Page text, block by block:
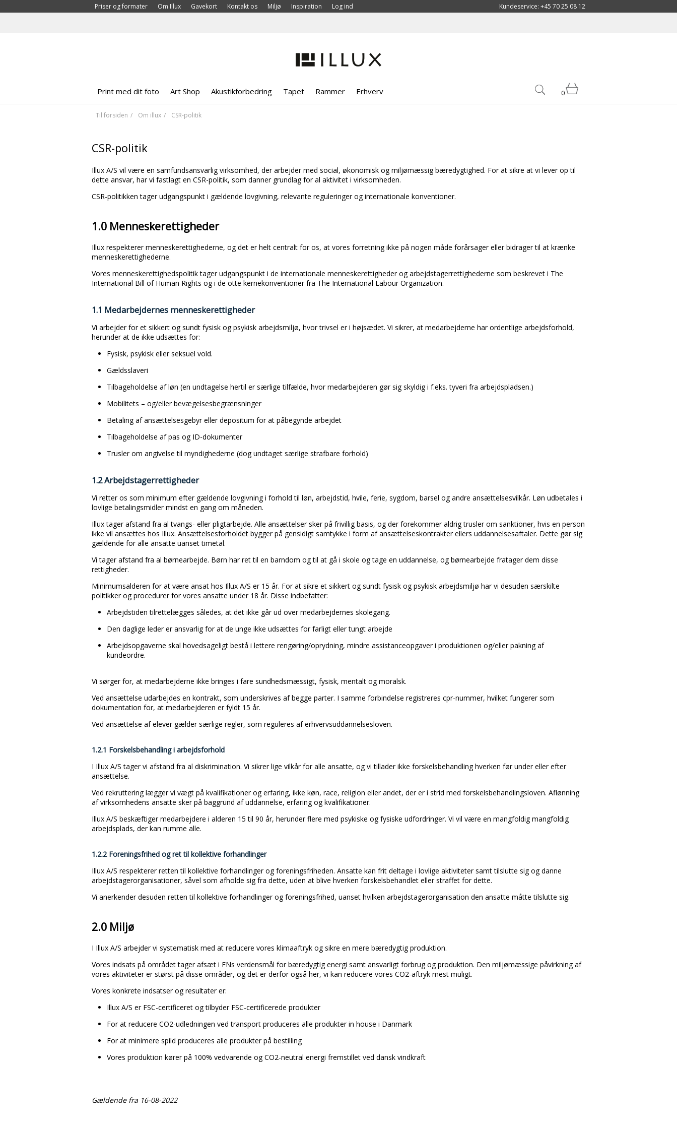
Priser og formater Om Illux Gavekort Kontakt os Miljø Inspiration Log ind Kundeservice: +45 70 25 08 12
Print med dit foto Art Shop Akustikforbedring Tapet Rammer Erhverv 0
Til forsiden Om illux CSR-politik
CSR-politik
Illux A/S vil være en samfundsansvarlig virksomhed, der arbejder med social, økonomisk og miljømæssig bæredygtighed. For at sikre at vi lever op til
dette ansvar, har vi fastlagt en CSR-politik, som danner grundlag for al aktivitet i virksomheden.
CSR-politikken tager udgangspunkt i gældende lovgivning, relevante reguleringer og internationale konventioner.
1.0 Menneskerettigheder
Illux respekterer menneskerettighederne, og det er helt centralt for os, at vores forretning ikke på nogen måde forårsager eller bidrager til at krænke
menneskerettighederne.
Vores menneskerettighedspolitik tager udgangspunkt i de internationale menneskerettigheder og arbejdstagerrettighederne som beskrevet i The
International Bill of Human Rights og i de otte kernekonventioner fra The International Labour Organization.
1.1 Medarbejdernes menneskerettigheder
Vi arbejder for et sikkert og sundt fysisk og psykisk arbejdsmiljø, hvor trivsel er i højsædet. Vi sikrer, at medarbejderne har ordentlige arbejdsforhold,
herunder at de ikke udsættes for:
Fysisk, psykisk eller seksuel vold.
Gældsslaveri
Tilbageholdelse af løn (en undtagelse hertil er særlige tilfælde, hvor medarbejderen gør sig skyldig i f.eks. tyveri fra arbejdspladsen.)
Mobilitets – og/eller bevægelsesbegrænsninger
Betaling af ansættelsesgebyr eller depositum for at påbegynde arbejdet
Tilbageholdelse af pas og ID-dokumenter
Trusler om angivelse til myndighederne (dog undtaget særlige strafbare forhold)
1.2 Arbejdstagerrettigheder
Vi retter os som minimum efter gældende lovgivning i forhold til løn, arbejdstid, hvile, ferie, sygdom, barsel og andre ansættelsesvilkår. Løn udbetales i
lovlige betalingsmidler mindst en gang om måneden.
Illux tager afstand fra al tvangs- eller pligtarbejde. Alle ansættelser sker på frivillig basis, og der forekommer aldrig trusler om sanktioner, hvis en person
ikke vil ansættes hos Illux. Ansættelsesforholdet bygger på gensidigt samtykke i form af ansættelseskontrakter ellers uddannelsesaftaler. Dette gør sig
gældende for alle ansatte uanset timetal.
Vi tager afstand fra al børnearbejde. Børn har ret til en barndom og til at gå i skole og tage en uddannelse, og børnearbejde fratager dem disse
rettigheder.
Minimumsalderen for at være ansat hos Illux A/S er 15 år. For at sikre et sikkert og sundt fysisk og psykisk arbejdsmiljø har vi desuden særskilte
politikker og procedurer for vores ansatte under 18 år. Disse indbefatter:
Arbejdstiden tilrettelægges således, at det ikke går ud over medarbejdernes skolegang.
Den daglige leder er ansvarlig for at de unge ikke udsættes for farligt eller tungt arbejde
Arbejdsopgaverne skal hovedsageligt bestå i lettere rengøring/oprydning, mindre assistanceopgaver i produktionen og/eller pakning af
kundeordre.
Vi sørger for, at medarbejderne ikke bringes i fare sundhedsmæssigt, fysisk, mentalt og moralsk.
Ved ansættelse udarbejdes en kontrakt, som underskrives af begge parter. I samme forbindelse registreres cpr-nummer, hvilket fungerer som
dokumentation for, at medarbejderen er fyldt 15 år.
Ved ansættelse af elever gælder særlige regler, som reguleres af erhvervsuddannelsesloven.
1.2.1 Forskelsbehandling i arbejdsforhold
I Illux A/S tager vi afstand fra al diskrimination. Vi sikrer lige vilkår for alle ansatte, og vi tillader ikke forskelsbehandling hverken før under eller efter
ansættelse.
Ved rekruttering lægger vi vægt på kvalifikationer og erfaring, ikke køn, race, religion eller andet, der er i strid med forskelsbehandlingsloven. Aflønning
af virksomhedens ansatte sker på baggrund af uddannelse, erfaring og kvalifikationer.
Illux A/S beskæftiger medarbejdere i alderen 15 til 90 år, herunder flere med psykiske og fysiske udfordringer. Vi vil være en mangfoldig mangfoldig
arbejdsplads, der kan rumme alle.
1.2.2 Foreningsfrihed og ret til kollektive forhandlinger
Illux A/S respekterer retten til kollektive forhandlinger og foreningsfriheden. Ansatte kan frit deltage i lovlige aktiviteter samt tilslutte sig og danne
arbejdstagerorganisationer, såvel som afholde sig fra dette, uden at blive hverken forskelsbehandlet eller straffet for dette.
Vi anerkender desuden retten til kollektive forhandlinger og foreningsfrihed, uanset hvilken arbejdstagerorganisation den ansatte måtte tilslutte sig.
2.0 Miljø
I Illux A/S arbejder vi systematisk med at reducere vores klimaaftryk og sikre en mere bæredygtig produktion.
Vores indsats på området tager afsæt i FNs verdensmål for bæredygtig energi samt ansvarligt forbrug og produktion. Den miljømæssige påvirkning af
vores aktiviteter er størst på disse områder, og det er derfor også her, vi kan reducere vores CO2-aftryk mest muligt.
Vores konkrete indsatser og resultater er:
Illux A/S er FSC-certificeret og tilbyder FSC-certificerede produkter
For at reducere CO2-udledningen ved transport produceres alle produkter in house i Danmark
For at minimere spild produceres alle produkter på bestilling
Vores produktion kører på 100% vedvarende og CO2-neutral energi fremstillet ved dansk vindkraft
Gældende fra 16-08-2022